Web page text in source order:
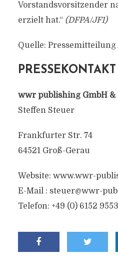
Vorstandsvorsitzender
erzielt hat.“ (DFPA/JF1)
Quelle:
PRESSEKONTAKT
wwr publishing GmbH &
Steffen Steuer
Frankfurter Str. 74
64521 Groß-Gerau
Website: www.wwr-
E-Mail : steuer@wwr-
Telefon: +49 (0) 6152